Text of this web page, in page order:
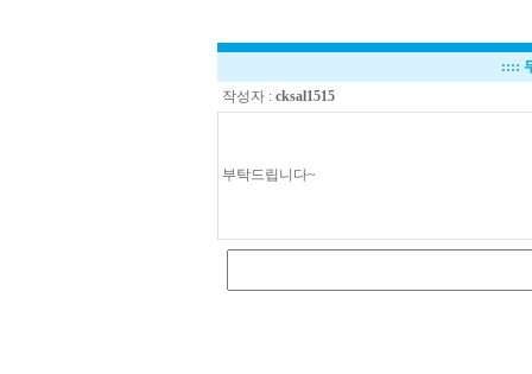
::::
작성자 : cksal1515
부탁드립니다~